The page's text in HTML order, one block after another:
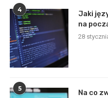
4
Jaki
na
28
5
Na co